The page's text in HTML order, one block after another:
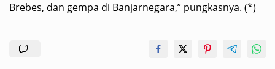
Brebes, dan gempa di Banjarnegara,” pungkasnya. (*)